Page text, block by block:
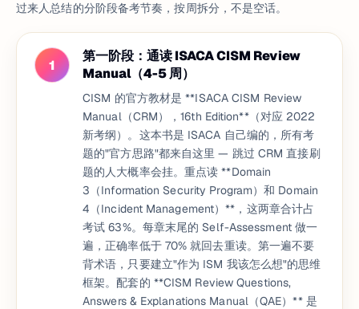
过来人总结的分阶段备考节奏，按周拆分，不是空话。
1
第一阶段：通读 ISACA CISM Review
Manual（4-5 周）
CISM 的官方教材是 **ISACA CISM Review
Manual（CRM），16th Edition**（对应 2022
新考纲）。这本书是 ISACA 自己编的，所有考
题的"官方思路"都来自这里 — 跳过 CRM 直接刷
题的人大概率会挂。重点读 **Domain
3（Information Security Program）和 Domain
4（Incident Management）**，这两章合计占
考试 63%。每章末尾的 Self-Assessment 做一
遍，正确率低于 70% 就回去重读。第一遍不要
背术语，只要建立"作为 ISM 我该怎么想"的思维
框架。配套的 **CISM Review Questions,
Answers & Explanations Manual（QAE）** 是